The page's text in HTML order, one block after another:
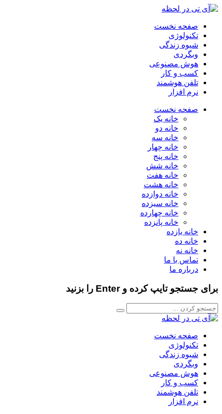
صفحه نخست
تکنولوژی
شیوه زندگی
وبگردی
هوش مصنوعی
کسب و کار
تلفن هوشمند
نرم افزار
صفحه نخست
خانه یک
خانه دو
خانه سه
خانه چهار
خانه پنج
خانه شش
خانه هفت
خانه هشت
خانه دوازده
خانه سیزده
خانه چهارده
خانه پانزده
خانه یازده
خانه ده
خانه نه
تماس با ما
درباره ما
برای جستجو تایپ کرده و Enter را بزنید
صفحه نخست
تکنولوژی
شیوه زندگی
وبگردی
هوش مصنوعی
کسب و کار
تلفن هوشمند
نرم افزار